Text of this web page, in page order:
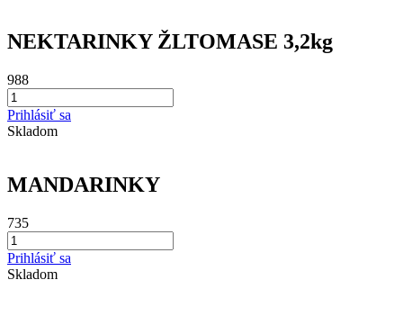
NEKTARINKY ŽLTOMASE 3,2kg
988
Prihlásiť sa
Skladom
MANDARINKY
735
Prihlásiť sa
Skladom